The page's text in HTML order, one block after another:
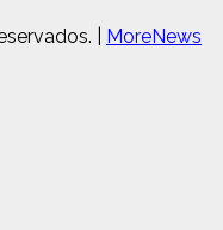
MoreNews